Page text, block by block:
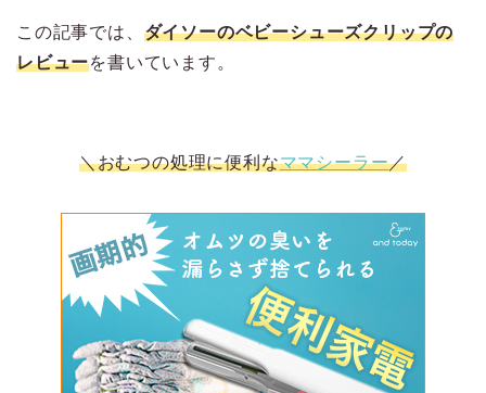
この記事では、 ダイソーのベビーシューズクリップの
レビューを書いています。
＼おむつの処理に便利なママシーラー／